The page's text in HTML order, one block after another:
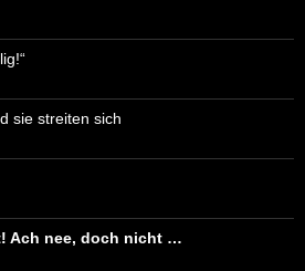
sie streiten sich
Ach nee, doch nicht …